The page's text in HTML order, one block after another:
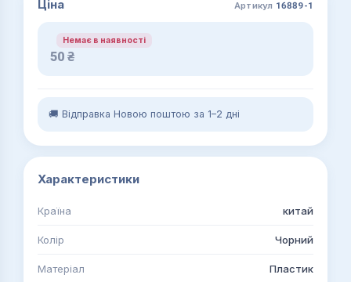
Ціна Артикул 16889-1
Немає в наявності
50 ₴
🚚 Відправка Новою поштою за 1–2 дні
Характеристики
Країна китай
Колір Чорний
Матеріал Пластик